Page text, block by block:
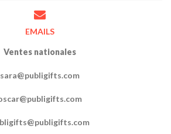
EMAILS
Ventes nationales
sara@publigifts.com